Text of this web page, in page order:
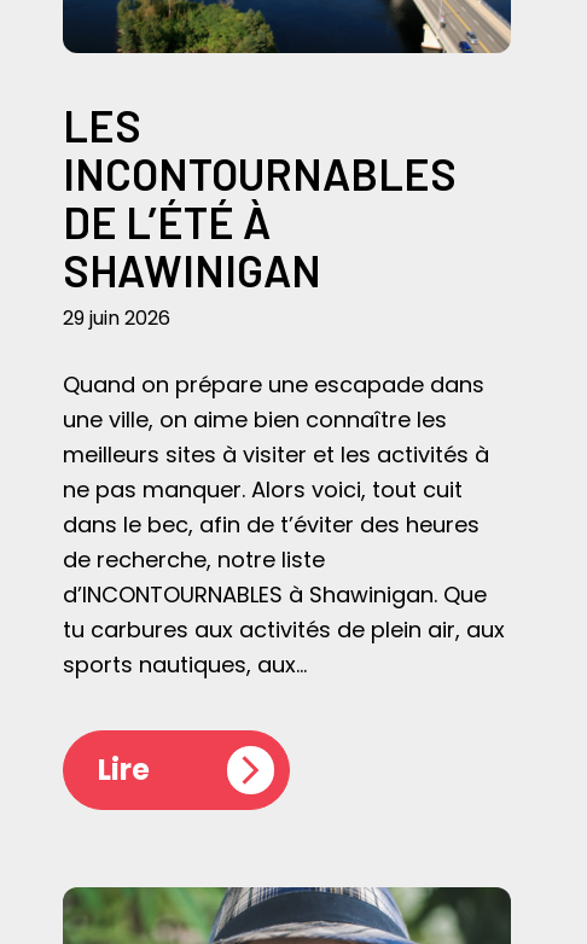
LES
INCONTOURNABLES
DE L’ÉTÉ À
SHAWINIGAN
29 juin 2026
Quand on prépare une escapade dans
une ville, on aime bien connaître les
meilleurs sites à visiter et les activités à
ne pas manquer. Alors voici, tout cuit
dans le bec, afin de t’éviter des heures
de recherche, notre liste
d’INCONTOURNABLES à Shawinigan. Que
tu carbures aux activités de plein air, aux
sports nautiques, aux…
Lire